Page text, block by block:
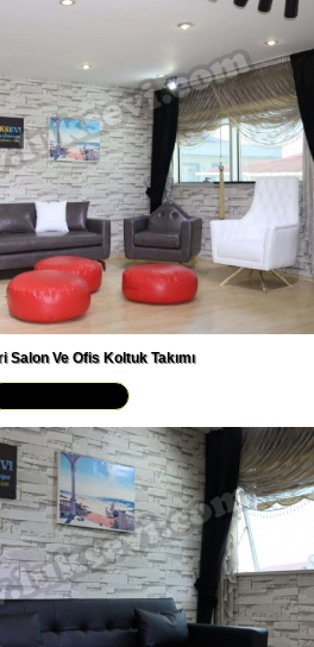
Salon Ve Ofis Koltuk Takımı